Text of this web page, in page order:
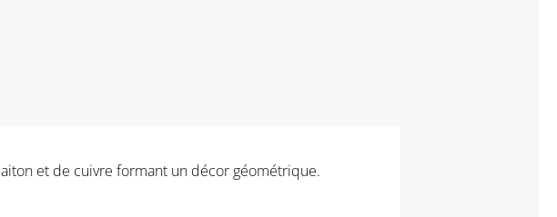
et de cuivre formant un décor géométrique.